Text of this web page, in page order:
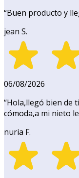
“Buen producto y
jean S.
06/08/2026
“Hola,llegó bien de
cómoda,a mi nieto
nuria F.